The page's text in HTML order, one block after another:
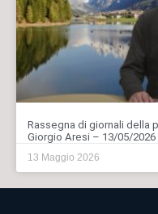
Rassegna di giornali della
Giorgio Aresi – 13/05/2026
13 Maggio 2026